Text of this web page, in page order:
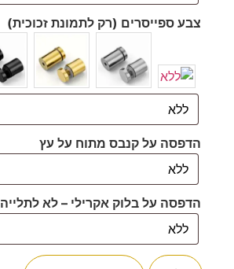
צבע ספייסרים (רק לתמונת זכוכית)
הדפסה על קנבס מתוח על עץ
הדפסה על בלוק אקרילי – לא לתלייה